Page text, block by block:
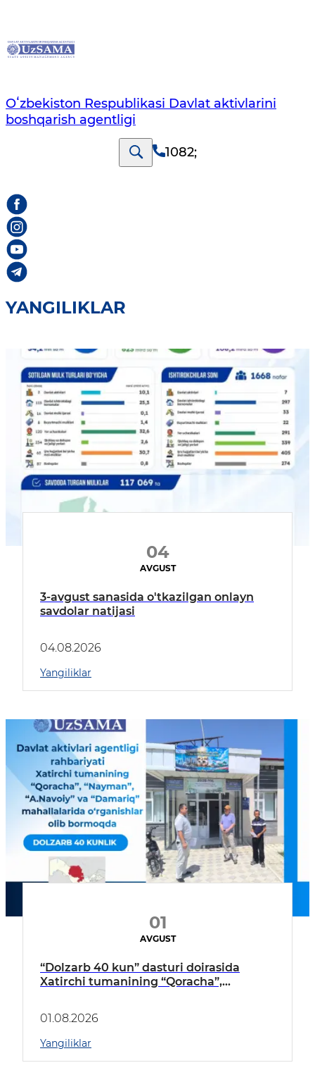
Oʻzbekiston Respublikasi Davlat aktivlarini
boshqarish agentligi
1082;
YANGILIKLAR
04
AVGUST
3-avgust sanasida o'tkazilgan onlayn
savdolar natijasi
04.08.2026
Yangiliklar
01
AVGUST
“Dolzarb 40 kun” dasturi doirasida
Xatirchi tumanining “Qoracha”,
borildi
01.08.2026
Yangiliklar